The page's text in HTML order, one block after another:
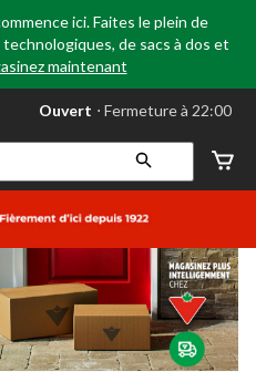
ici. Faites le plein de
de sacs à dos et
maintenant
votre
préféré
Leduc,
AB,
courament
Fermeture
à
22:00
cliquer
pour
changer
Ouvert ⋅ Fermeture à 22:00